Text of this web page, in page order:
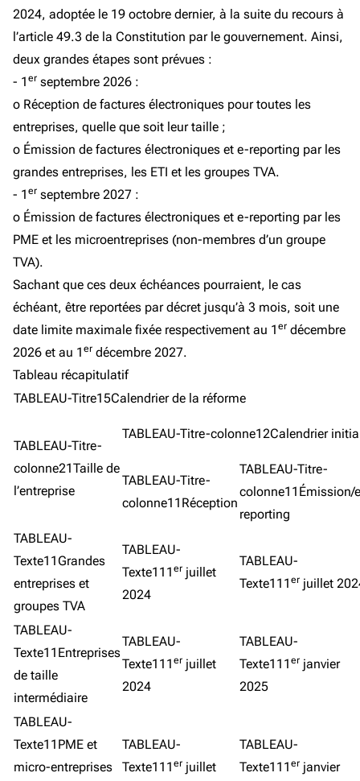
2024, adoptée le 19 octobre dernier, à la suite du recours à
l’article 49.3 de la Constitution par le gouvernement. Ainsi,
deux grandes étapes sont prévues :
- 1 er septembre 2026 :
o Réception de factures électroniques pour toutes les
entreprises, quelle que soit leur taille ;
o Émission de factures électroniques et e-reporting par les
grandes entreprises, les ETI et les groupes TVA.
- 1 er septembre 2027 :
o Émission de factures électroniques et e-reporting par les
PME et les microentreprises (non-membres d’un groupe
TVA).
Sachant que ces deux échéances pourraient, le cas
échéant, être reportées par décret jusqu’à 3 mois, soit une
date limite maximale fixée respectivement au 1 er décembre
2026 et au 1 er décembre 2027.
Tableau récapitulatif
TABLEAU-Titre15Calendrier de la réforme
TABLEAU-Titre-
colonne21Taille de
l’entreprise
TABLEAU-Titre-colonne12Calendrier
TABLEAU-Titre-
colonne11Réception
TABLEAU-Titre-
colonne11Émission/
reporting
TABLEAU-
Texte11Grandes
entreprises et
groupes TVA
TABLEAU-
Texte111 er juillet
2024
TABLEAU-
Texte111 er juillet
TABLEAU-
Texte11Entreprises
de taille
intermédiaire
TABLEAU-
Texte111 er juillet
2024
TABLEAU-
Texte111 er janvier
2025
TABLEAU-
Texte11PME et
micro-entreprises
TABLEAU-
Texte111 er juillet
TABLEAU-
Texte111 er janvier